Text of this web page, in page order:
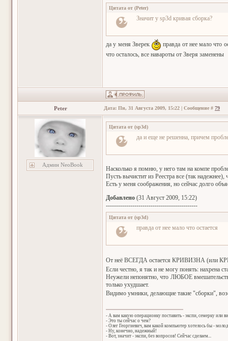
Цитата от (Peter)
Значит у sp3d кривая сборка?
да у меня Зверек
правда от нее мало что
что осталось, все навароты от Зверя заменены
Peter Дата: Пн, 31 Августа 2009, 15:22 | Сообщение # 79
Админ NeoBook
Цитата от (sp3d)
да и еще не решенна, причем
Насколько я помню, у него там на компе
Пусть вычистит из Реестра все (так
Есть у меня соображения, но сейчас долго
Добавлено (31 Август 2009, 15:22)
---------------------------------------------
Цитата от (sp3d)
правда от нее мало что остается
От неё ВСЕГДА остается КРИВИЗНА (или
Если честно, я так и не могу понять: нахрена
Неужели непонятно, что ЛЮБОЕ
только ухудшает.
Видимо умники, делающие такие "сборки",
- А вам какую операционку поставить - экспи, семерку или
- Это ты сейчас о чем?
- Олег Георгиевич, вам какой компьютер хотелось бы -
- Ну, конечно, надежный!
- Вот, значит - экспи, без вопросов! Сейчас сделаем...